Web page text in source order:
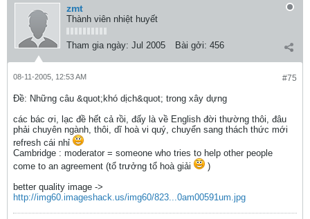
zmt
Thành viên nhiệt huyết
Tham gia ngày: Jul 2005 Bài gởi: 456
#75
08-11-2005, 12:53 AM
Ðề: Những câu &quot;khó dịch&quot; trong xây dựng
các bác ơi, lạc đề hết cả rồi, đấy là về English đời thường thôi, đâu
phải chuyên ngành, thôi, dĩ hoà vi quý, chuyển sang thách thức mới
refresh cái nhỉ
Cambridge : moderator = someone who tries to help other people
come to an agreement (tổ trưởng tổ hoà giải
)
better quality image ->
http://img60.imageshack.us/img60/823...0am00591um.jpg